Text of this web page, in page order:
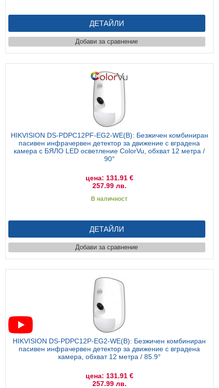
ДЕТАЙЛИ
Добави за сравнение
HIKVISION DS-PDPC12PF-EG2-WE(B): Безжичен комбиниран
пасивен инфрачервен детектор за движение с вградена
камера с БЯЛО LED осветление ColorVu, обхват 12 метра /
90°
цена: 131.91 €
257.99 лв.
В наличност
ДЕТАЙЛИ
Добави за сравнение
HIKVISION DS-PDPC12P-EG2-WE(B): Безжичен комбиниран
пасивен инфрачервен детектор за движение с вградена
камера, обхват 12 метра / 85.9°
цена: 131.91 €
257.99 лв.